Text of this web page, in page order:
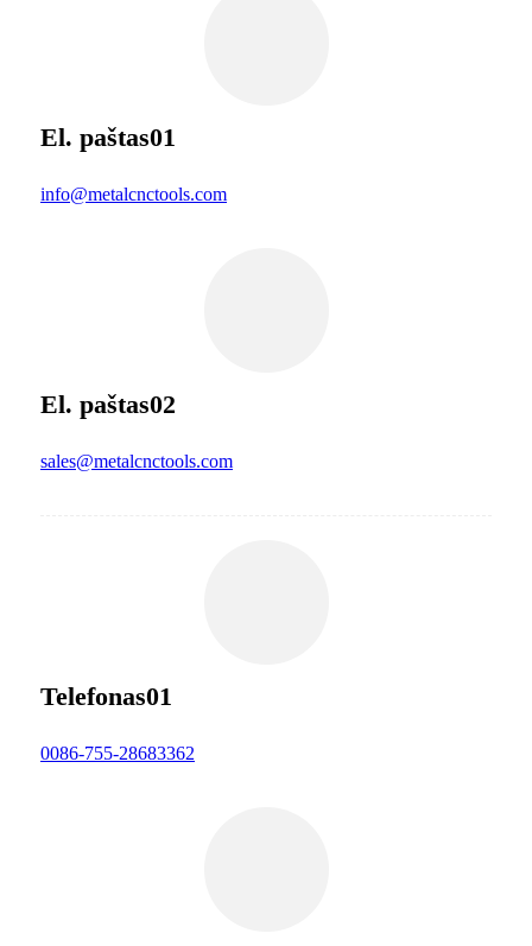
El. paštas01
info@metalcnctools.com
El. paštas02
sales@metalcnctools.com
Telefonas01
0086-755-28683362